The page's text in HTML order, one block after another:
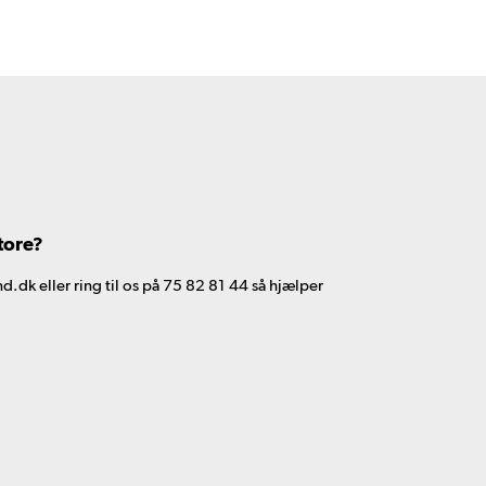
eller ring til os på 75 82 81 44 så hjælper